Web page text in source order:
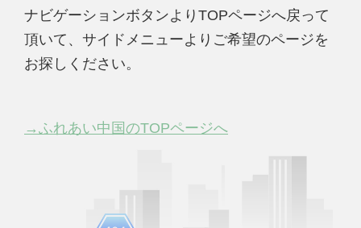
ナビゲーションボタンよりTOPページへ戻って
頂いて、サイドメニューよりご希望のページを
お探しください。
→ふれあい中国のTOPページへ